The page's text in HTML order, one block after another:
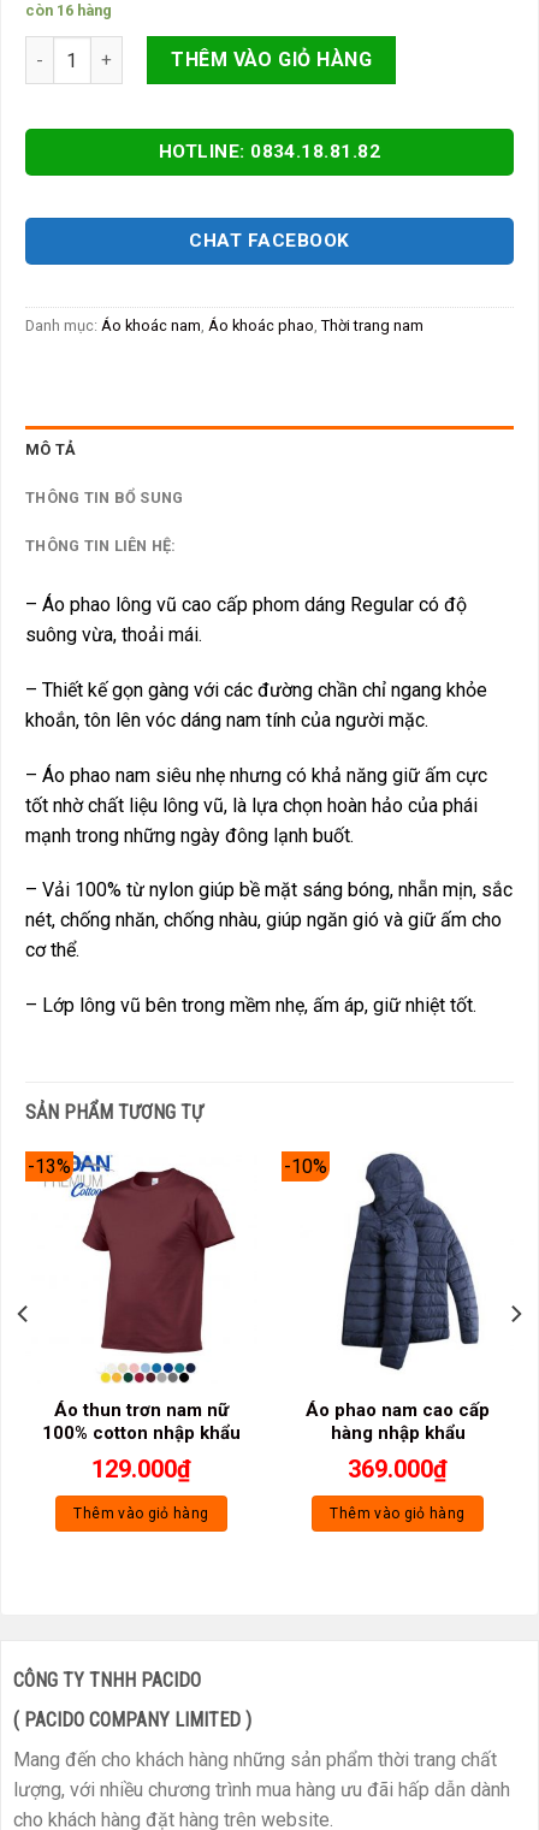
còn 16 hàng
Áo phao nam cao cấp hàng nhập khẩu số lượng
THÊM VÀO GIỎ HÀNG
HOTLINE: 0834.18.81.82
CHAT FACEBOOK
Danh mục: Áo khoác nam, Áo khoác phao, Thời trang nam
MÔ TẢ
THÔNG TIN BỔ SUNG
THÔNG TIN LIÊN HỆ:
– Áo phao lông vũ cao cấp phom dáng Regular có độ
suông vừa, thoải mái.
– Thiết kế gọn gàng với các đường chần chỉ ngang khỏe
khoắn, tôn lên vóc dáng nam tính của người mặc.
– Áo phao nam siêu nhẹ nhưng có khả năng giữ ấm cực
tốt nhờ chất liệu lông vũ, là lựa chọn hoàn hảo của phái
mạnh trong những ngày đông lạnh buốt.
– Vải 100% từ nylon giúp bề mặt sáng bóng, nhẵn mịn, sắc
nét, chống nhăn, chống nhàu, giúp ngăn gió và giữ ấm cho
cơ thể.
– Lớp lông vũ bên trong mềm nhẹ, ấm áp, giữ nhiệt tốt.
SẢN PHẨM TƯƠNG TỰ
-13%
Áo thun trơn nam nữ
100% cotton nhập khẩu
129.000₫
Thêm vào giỏ hàng
-10%
Áo phao nam cao cấp
hàng nhập khẩu
369.000₫
Thêm vào giỏ hàng
CÔNG TY TNHH PACIDO
( PACIDO COMPANY LIMITED )
Mang đến cho khách hàng những sản phẩm thời trang chất
lượng, với nhiều chương trình mua hàng ưu đãi hấp dẫn dành
cho khách hàng đặt hàng trên website.